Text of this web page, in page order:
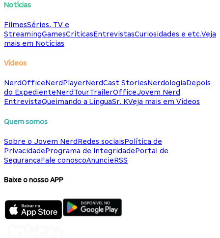
Notícias
FilmesSéries, TV e
StreamingGamesCríticasEntrevistasCuriosidades e etc.Veja
mais em Notícias
Vídeos
NerdOfficeNerdPlayerNerdCast StoriesNerdologiaDepois
do ExpedienteNerdTourTrailerOfficeJovem Nerd
EntrevistaQueimando a LínguaSr. KVeja mais em Vídeos
Quem somos
Sobre o Jovem NerdRedes sociaisPolítica de
PrivacidadePrograma de IntegridadePortal de
SegurançaFale conoscoAnuncieRSS
Baixe o nosso APP